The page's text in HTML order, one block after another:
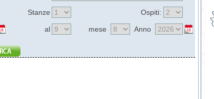
Stanze Ospiti:
al mese Anno